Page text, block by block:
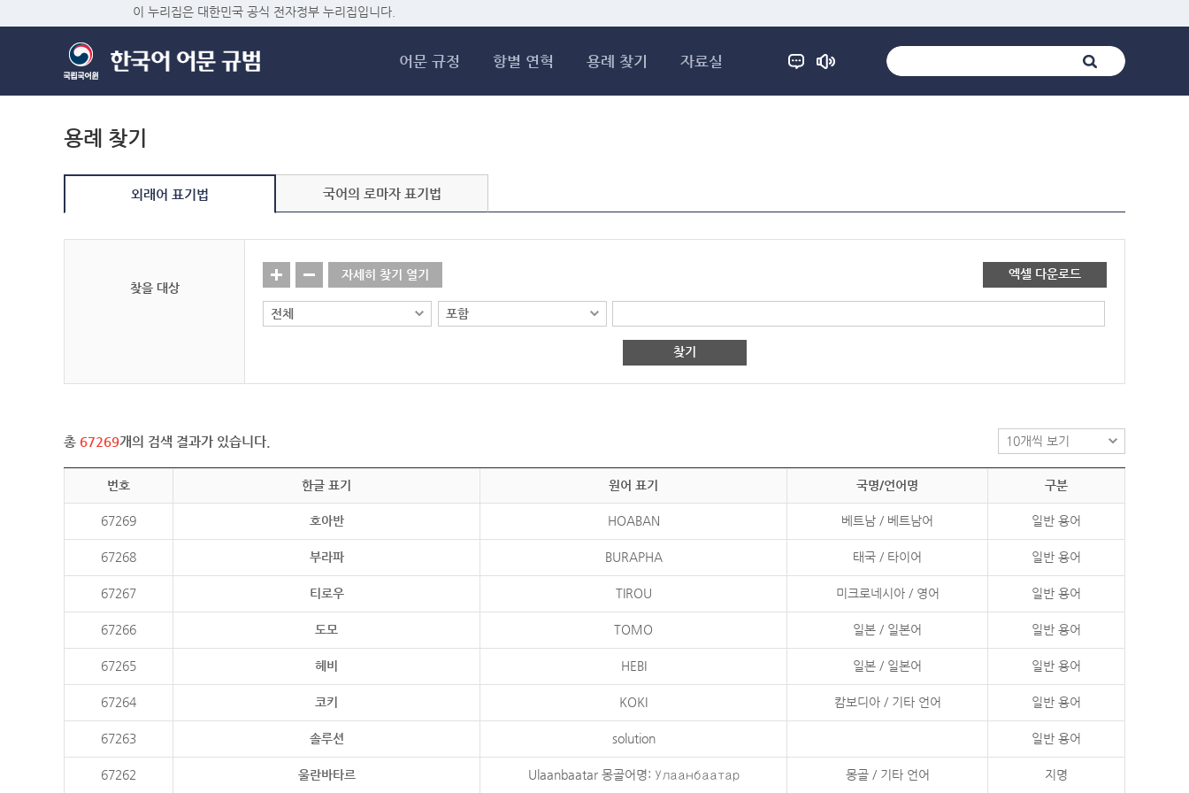
이 누리집은 대한민국 공식 전자정부 누리집입니다.
어문 규정 항별 연혁 용례 찾기 자료실
용례 찾기
외래어 표기법 국어의 로마자 표기법
찾을 대상
자세히 찾기 열기 엑셀 다운로드
찾기
총 67269개의 검색 결과가 있습니다.
번호 한글 표기 원어 표기 국명/언어명 구분
67269 호아반 HOABAN 베트남 / 베트남어 일반 용어
67268 부라파 BURAPHA 태국 / 타이어 일반 용어
67267 티로우 TIROU 미크로네시아 / 영어 일반 용어
67266 도모 TOMO 일본 / 일본어 일반 용어
67265 헤비 HEBI 일본 / 일본어 일반 용어
67264 코키 KOKI 캄보디아 / 기타 언어 일반 용어
67263 솔루션 solution 일반 용어
67262 울란바타르 Ulaanbaatar 몽골어명: Улаанбаатар 몽골 / 기타 언어 지명